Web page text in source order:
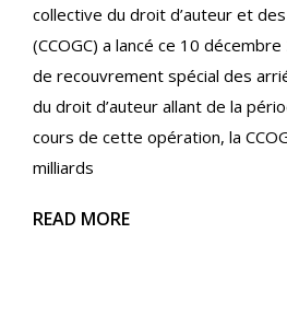
collective du droit d’auteur et
(CCOGC) a lancé ce 10
de recouvrement spécial des
du droit d’auteur allant de la
cours de cette opération, la
milliards
READ MORE